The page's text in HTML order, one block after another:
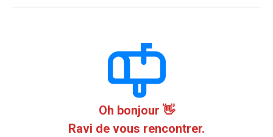
Oh bonjour 👋
Ravi de vous rencontrer.